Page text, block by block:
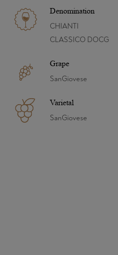
Denomination
CHIANTI
CLASSICO DOCG
Grape
SanGiovese
Varietal
SanGiovese